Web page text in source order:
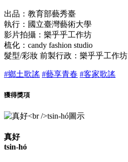
出品：教育部藝秀臺
執行：國立臺灣藝術大學
影片拍攝：樂乎乎工作坊
梳化：candy fashion studio
髮型/彩妝 前製行政：樂乎乎工作坊
#鄉土歌謠 #藝享青春 #客家歌謠
獲得獎項
真好
tsin-hó